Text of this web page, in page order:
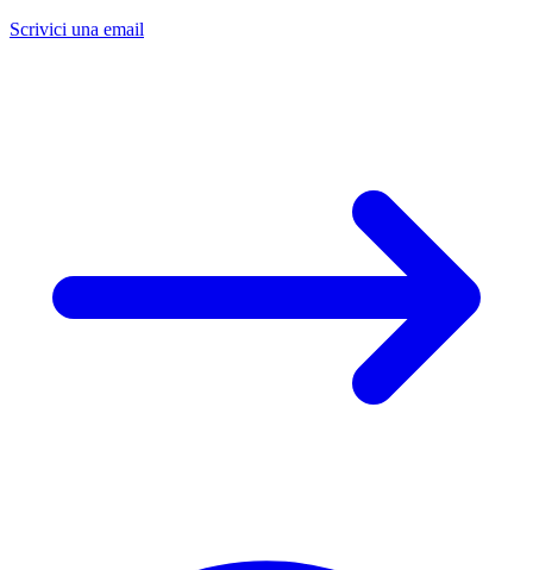
Scrivici una email